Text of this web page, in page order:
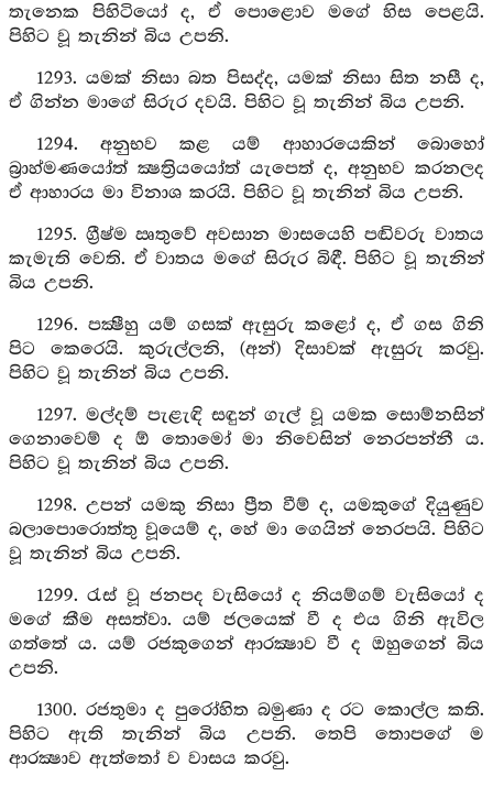
තැනෙක පිහිටියෝ ද, ඒ පොළොව මගේ හිස පෙළයි.
පිහිට වූ තැනින් බිය උපනි.
1293. යමක් නිසා බත පිසද්ද, යමක් නිසා සිත නසී ද,
ඒ ගින්න මාගේ සිරුර දවයි. පිහිට වූ තැනින් බිය උපනි.
1294. අනුභව කළ යම් ආහාරයෙකින් බොහෝ
බ්‍රාහ්මණයෝත් ක්‍ෂත්‍රියයෝත් යැපෙත් ද, අනුභව කරනලද
ඒ ආහාරය මා විනාශ කරයි. පිහිට වූ තැනින් බිය උපනි.
1295. ග්‍රීෂ්ම ඍතුවේ අවසාන මාසයෙහි පඬිවරු වාතය
කැමැති වෙති. ඒ වාතය මගේ සිරුර බිඳී. පිහිට වූ තැනින්
බිය උපනි.
1296. පක්‍ෂීහු යම් ගසක් ඇසුරු කළෝ ද, ඒ ගස ගිනි
පිට කෙරෙයි. කුරුල්ලනි, (අන්) දිසාවක් ඇසුරු කරවු.
පිහිට වූ තැනින් බිය උපනි.
1297. මල්දම් පැළැඳි සඳුන් ගැල් වූ යමක සොම්නසින්
ගෙනාවෙම් ද ඕ තොමෝ මා නිවෙසින් නෙරපන්නී ය.
පිහිට වූ තැනින් බිය උපනි.
1298. උපන් යමකු නිසා ප්‍රීත වීම් ද, යමකුගේ දියුණුව
බලාපොරොත්තු වූයෙම් ද, හේ මා ගෙයින් නෙරපයි. පිහිට
වූ තැනින් බිය උපනි.
1299. රැස් වූ ජනපද වැසියෝ ද නියම්ගම් වැසියෝ ද
මගේ කීම අසත්වා. යම් ජලයෙක් වී ද එය ගිනි ඇවිල
ගත්තේ ය. යම් රජකුගෙන් ආරක්‍ෂාව වී ද ඔහුගෙන් බිය
උපනි.
1300. රජතුමා ද පුරෝහිත බමුණා ද රට කොල්ල කති.
පිහිට ඇති තැනින් බිය උපනි. තෙපි තොපගේ ම
ආරක්‍ෂාව ඇත්තෝ ව වාසය කරවු.